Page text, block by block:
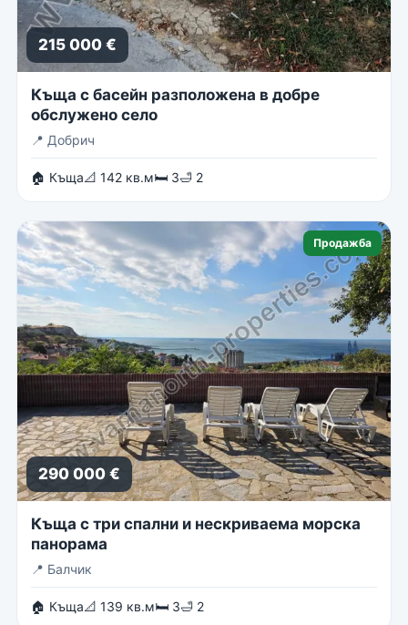
215 000 €
Къща с басейн разположена в добре
обслужено село
📍 Добрич
🏠 Къща📐 142 кв.м🛏 3🛁 2
Продажба
290 000 €
Къща с три спални и нескриваема морска
панорама
📍 Балчик
🏠 Къща📐 139 кв.м🛏 3🛁 2